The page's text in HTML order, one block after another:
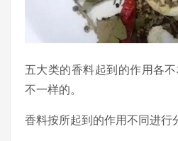
五大类的香料起到的作用各
不一样的。
香料按所起到的作用不同进行